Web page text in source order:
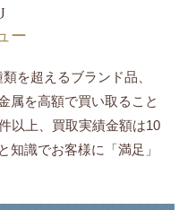
ー
を超えるブランド品、
属を高額で買い取ること
以上、買取実績金額は10
知識でお客様に「満足」